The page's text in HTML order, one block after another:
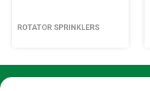
ROTATOR SPRINKLERS